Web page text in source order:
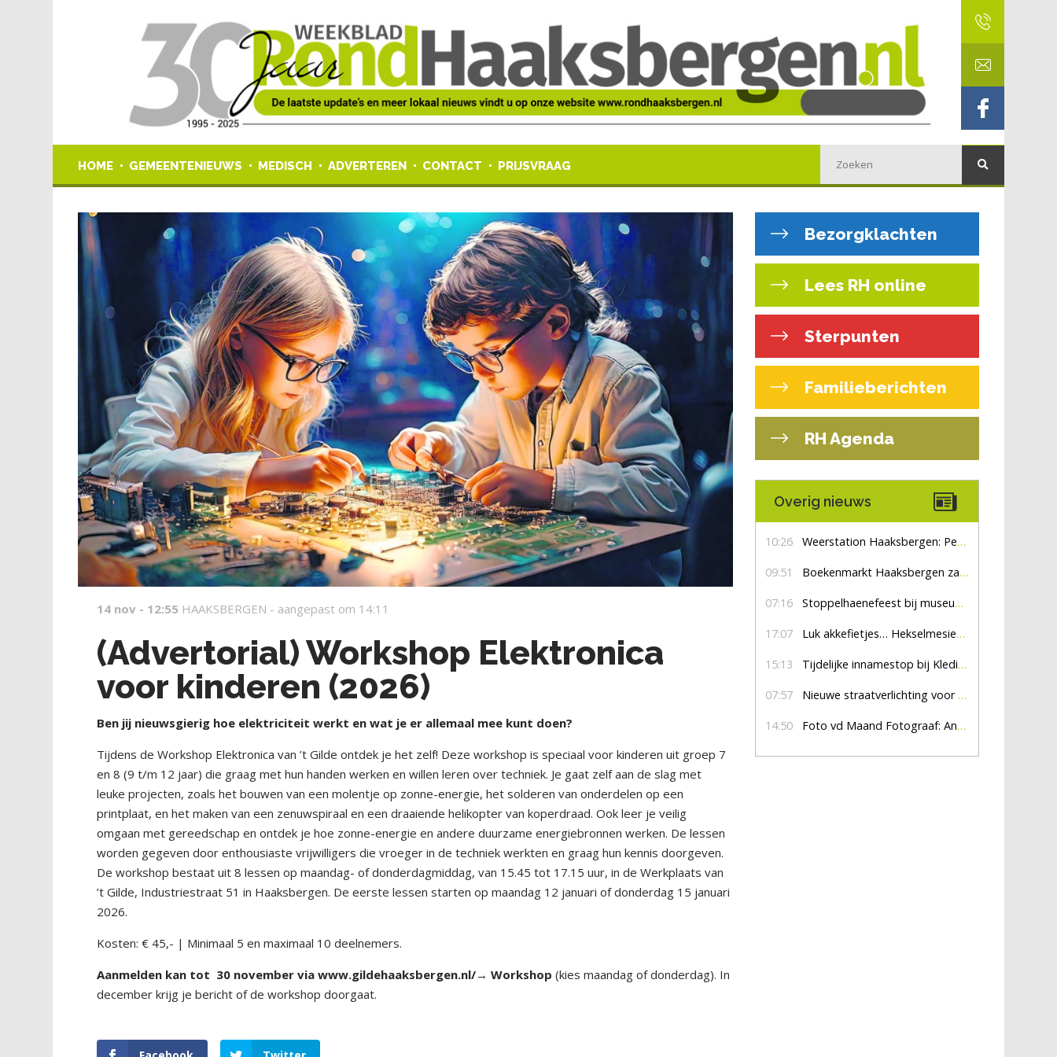
HOME GEMEENTENIEUWS MEDISCH ADVERTEREN CONTACT PRIJSVRAAG
14 nov - 12:55 HAAKSBERGEN - aangepast om 14:11
(Advertorial) Workshop Elektronica
voor kinderen (2026)
Ben jij nieuwsgierig hoe elektriciteit werkt en wat je er allemaal mee kunt doen?
Tijdens de Workshop Elektronica van ’t Gilde ontdek je het zelf! Deze workshop is speciaal voor kinderen uit groep 7
en 8 (9 t/m 12 jaar) die graag met hun handen werken en willen leren over techniek. Je gaat zelf aan de slag met
leuke projecten, zoals het bouwen van een molentje op zonne-energie, het solderen van onderdelen op een
printplaat, en het maken van een zenuwspiraal en een draaiende helikopter van koperdraad. Ook leer je veilig
omgaan met gereedschap en ontdek je hoe zonne-energie en andere duurzame energiebronnen werken. De lessen
worden gegeven door enthousiaste vrijwilligers die vroeger in de techniek werkten en graag hun kennis doorgeven.
De workshop bestaat uit 8 lessen op maandag- of donderdagmiddag, van 15.45 tot 17.15 uur, in de Werkplaats van
’t Gilde, Industriestraat 51 in Haaksbergen. De eerste lessen starten op maandag 12 januari of donderdag 15 januari
2026.
Kosten: € 45,- | Minimaal 5 en maximaal 10 deelnemers.
Aanmelden kan tot 30 november via www.gildehaaksbergen.nl/→ Workshop (kies maandag of donderdag). In
december krijg je bericht of de workshop doorgaat.
Bezorgklachten
Lees RH online
Sterpunten
Familieberichten
RH Agenda
Overig nieuws
10:26 Weerstation Haaksbergen: Perioden met zon en droog
09:51 Boekenmarkt Haaksbergen zaterdag 8 augustus, marktplein Haaksbergen
07:16 Stoppelhaenefeest bij museum De Lebbenbrugge
17:07 Luk akkefietjes… HekselmesienHarry
15:13 Tijdelijke innamestop bij Kledingbank Stefania
07:57 Nieuwe straatverlichting voor De Veldmaat en De Pas
14:50 Foto vd Maand Fotograaf: Anna Jalving